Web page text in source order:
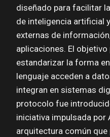
diseñado para facilitar
de inteligencia artificial
externas de
aplicaciones. El objetivo
estandarizar la forma
lenguaje acceden a
integran en sistemas
protocolo fue
iniciativa impulsada por
arquitectura común